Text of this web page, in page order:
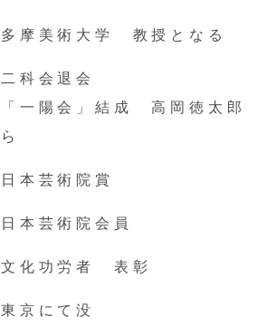
Online store
多摩美術大学 教授となる
二科会退会
「一陽会」結成 高岡徳太郎
ら
日本芸術院賞
日本芸術院会員
文化功労者 表彰
東京にて没